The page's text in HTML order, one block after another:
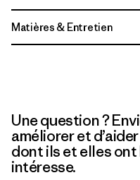
Matières & Entretien
Une question ?
améliorer et
dont ils et elles ont
intéresse.